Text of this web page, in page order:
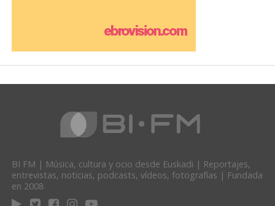
BI FM | Música, cultura y ocio desde Euskadi | Reportajes,
entrevistas, noticias, podcasts, vídeos, fotografías | Fundada
en 2008